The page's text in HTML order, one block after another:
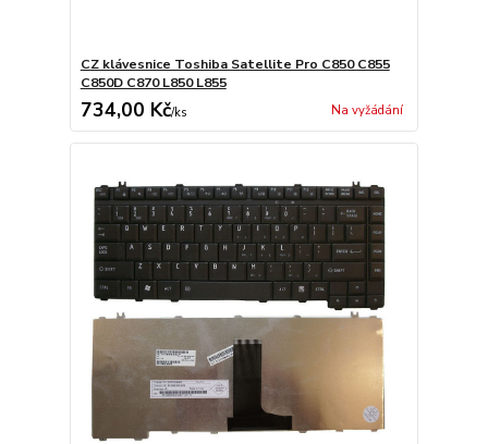
CZ klávesnice Toshiba Satellite Pro C850 C855
C850D C870 L850 L855
734,00 Kč/ks Na vyžádání